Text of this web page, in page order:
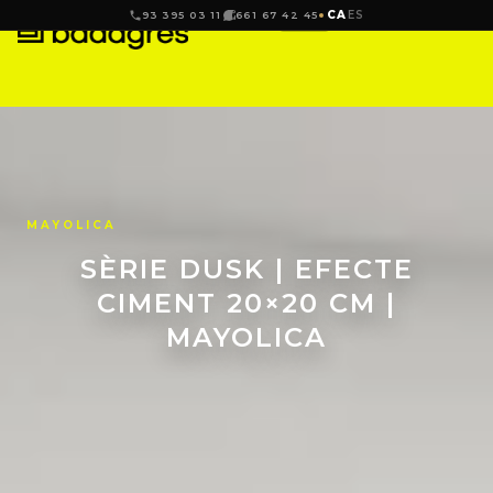
93 395 03 11 661 67 42 45 CA ES
SÈRIE DUSK | EFECTE
CIMENT 20×20 CM |
MAYOLICA
MAYOLICA